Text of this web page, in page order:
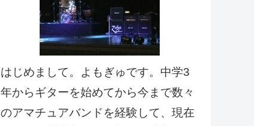
はじめまして。よもぎゅです。中学3
年からギターを始めてから今まで数々
のアマチュアバンドを経験して、現在